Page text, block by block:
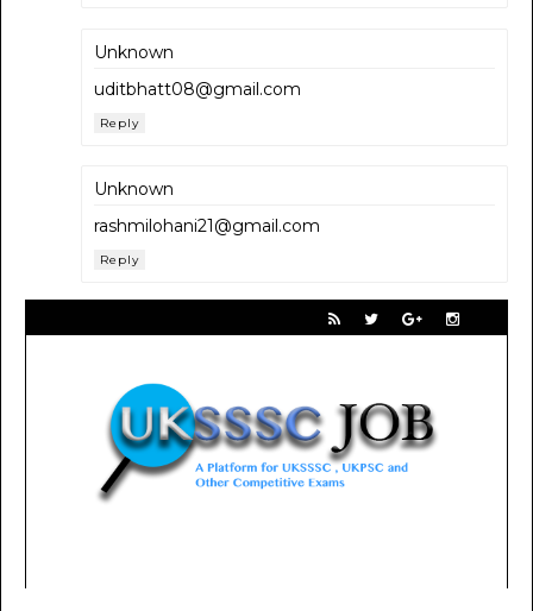
Unknown
uditbhatt08@gmail.com
Reply
Unknown
rashmilohani21@gmail.com
Reply